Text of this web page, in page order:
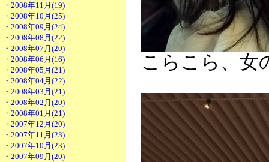
・2008年11月(19)
・2008年10月(25)
・2008年09月(24)
・2008年08月(22)
・2008年07月(20)
・2008年06月(16)
・2008年05月(21)
・2008年04月(22)
・2008年03月(21)
・2008年02月(20)
・2008年01月(21)
・2007年12月(20)
・2007年11月(23)
・2007年10月(23)
・2007年09月(20)
こらこら、女